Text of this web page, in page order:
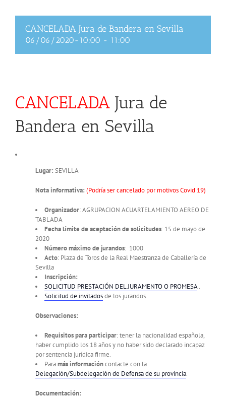
CANCELADA Jura de Bandera en Sevilla
06/06/2020-10:00 - 11:00
CANCELADA Jura de
Bandera en Sevilla
Lugar: SEVILLA
Nota informativa: (Podría ser cancelado por motivos Covid 19)
Organizador: AGRUPACION ACUARTELAMIENTO AEREO DE
TABLADA
Fecha límite de aceptación de solicitudes: 15 de mayo de
2020
Número máximo de jurandos: 1000
Acto: Plaza de Toros de la Real Maestranza de Caballería de
Sevilla
Inscripción:
SOLICITUD PRESTACIÓN DEL JURAMENTO O PROMESA.
Solicitud de invitadosde los jurandos.
Observaciones:
Requisitos para participar: tener la nacionalidad española,
haber cumplido los 18 años y no haber sido declarado incapaz
por sentencia jurídica firme.
Paramás informacióncontacte con la
Delegación/Subdelegación de Defensa de su provincia.
Documentación: